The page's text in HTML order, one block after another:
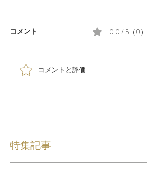
コメント 0.0 / 5（0）
コメントと評価...
特集記事